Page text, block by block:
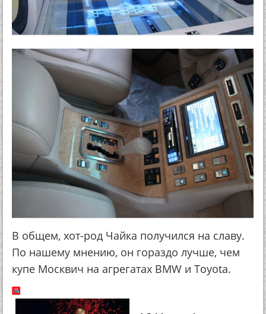
В общем, хот-род Чайка получился на славу.
По нашему мнению, он гораздо лучше, чем
купе Москвич на агрегатах BMW и Toyota.